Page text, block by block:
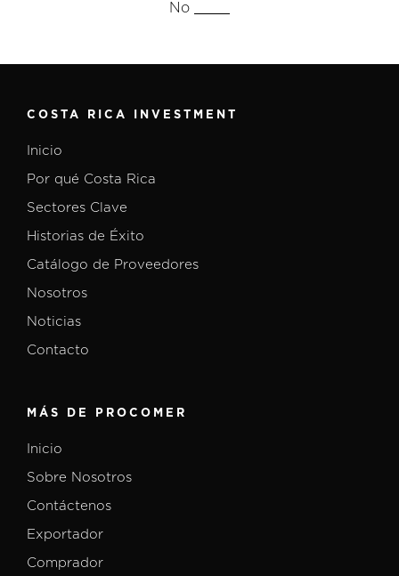
No
COSTA RICA INVESTMENT
Inicio
Por qué Costa Rica
Sectores Clave
Historias de Éxito
Catálogo de Proveedores
Nosotros
Noticias
Contacto
MÁS DE PROCOMER
Inicio
Sobre Nosotros
Contáctenos
Exportador
Comprador